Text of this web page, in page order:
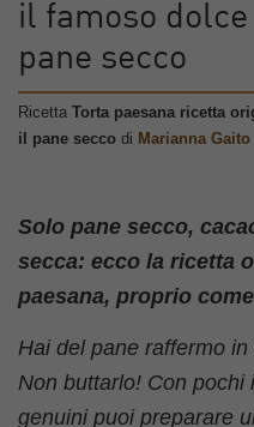
il famoso
pane secco
Ricetta Torta paesana ricetta
il pane secco di Marianna Gaito
Solo pane secco,
secca: ecco la ricetta
paesana, proprio
Hai del pane raffermo
Non buttarlo! Con pochi
genuini puoi preparare